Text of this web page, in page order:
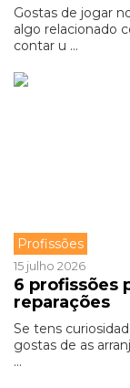
Gostas de jogar
algo relacionado
contar u ...
Profissões
15 julho 2026
6 profissões
reparações
Se tens
gostas de as
...